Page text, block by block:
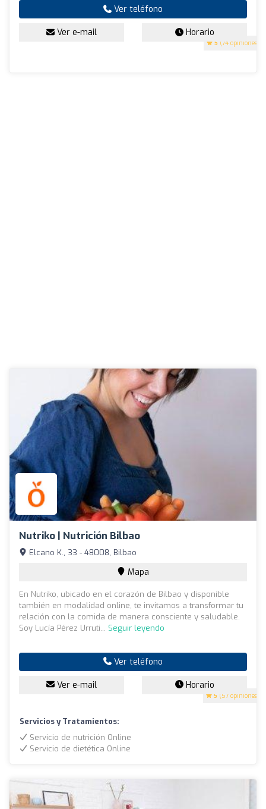
5 (74 opiniones)
Ver teléfono
Ver e-mail Horario
Nutriko | Nutrición Bilbao
5 (57 opiniones)
Elcano K., 33 - 48008, Bilbao
Mapa
En Nutriko, ubicado en el corazón de Bilbao y disponible
también en modalidad online, te invitamos a transformar tu
relación con la comida de manera consciente y saludable.
Soy Lucía Pérez Urruti... Seguir leyendo
Ver teléfono
Ver e-mail Horario
Servicios y Tratamientos:
Servicio de nutrición Online
Servicio de dietética Online